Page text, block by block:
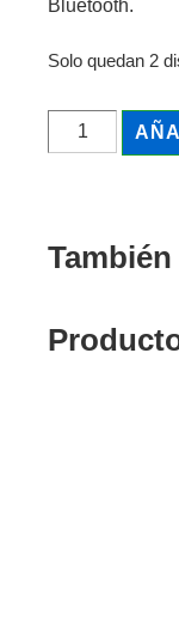
Bluetooth.
Solo quedan 2